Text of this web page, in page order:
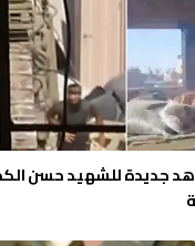
جديدة للشهيد حسن